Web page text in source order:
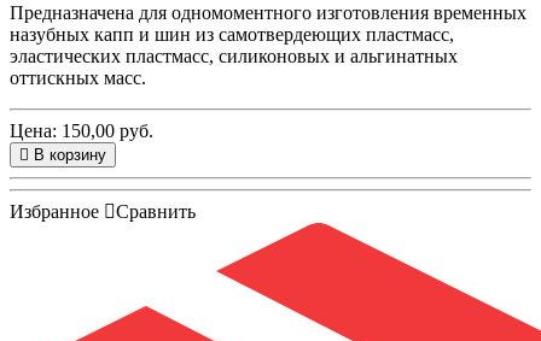
Предназначена для одномоментного изготовления временных
назубных капп и шин из самотвердеющих пластмасс,
эластических пластмасс, силиконовых и альгинатных
оттискных масс.
Цена: 150,00 руб.
В корзину
Избранное Сравнить